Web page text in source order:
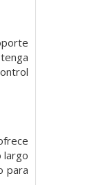
largo
para